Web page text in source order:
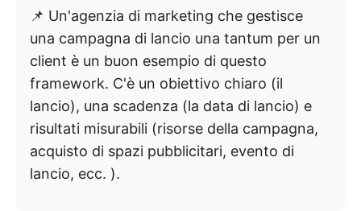
📌 Un'agenzia di marketing che gestisce
una campagna di lancio una tantum per un
client è un buon esempio di questo
framework. C'è un obiettivo chiaro (il
lancio), una scadenza (la data di lancio) e
risultati misurabili (risorse della campagna,
acquisto di spazi pubblicitari, evento di
lancio, ecc. ).